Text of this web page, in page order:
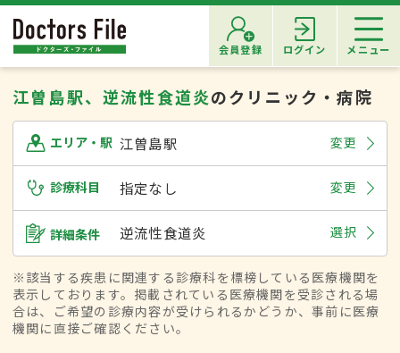
会員登録 ログイン メニュー
江曽島駅、逆流性食道炎のクリニック・病院
エリア・駅 江曽島駅 変更
診療科目 指定なし 変更
詳細条件 逆流性食道炎 選択
※該当する疾患に関連する診療科を標榜している医療機関を
表示しております。掲載されている医療機関を受診される場
合は、ご希望の診療内容が受けられるかどうか、事前に医療
機関に直接ご確認ください。